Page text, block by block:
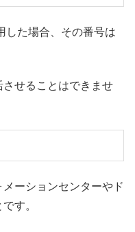
した場合、その番号は
せることはできませ
ーションセンターやド
す。